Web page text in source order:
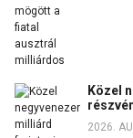
Közel
2026.